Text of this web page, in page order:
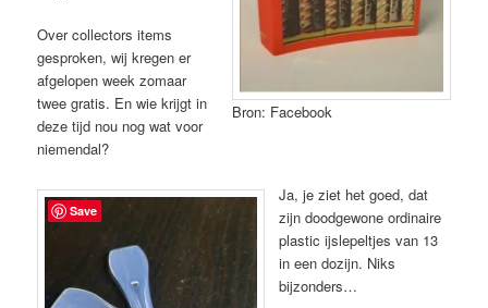
Bron: Facebook
Over collectors items
gesproken, wij kregen er
afgelopen week zomaar
twee gratis. En wie krijgt in
deze tijd nou nog wat voor
niemendal?
Ja, je ziet het goed, dat
zijn doodgewone ordinaire
plastic ijslepeltjes van 13
in een dozijn. Niks
bijzonders…
Save